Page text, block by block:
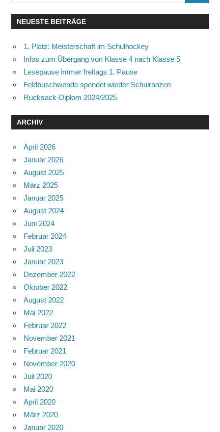
NEUESTE BEITRÄGE
1. Platz: Meisterschaft im Schulhockey
Infos zum Übergang von Klasse 4 nach Klasse 5
Lesepause immer freitags 1. Pause
Feldbuschwende spendet wieder Schulranzen
Rucksack-Diplom 2024/2025
ARCHIV
April 2026
Januar 2026
August 2025
März 2025
Januar 2025
August 2024
Juni 2024
Februar 2024
Juli 2023
Januar 2023
Dezember 2022
Oktober 2022
August 2022
Mai 2022
Februar 2022
November 2021
Februar 2021
November 2020
Juli 2020
Mai 2020
April 2020
März 2020
Januar 2020